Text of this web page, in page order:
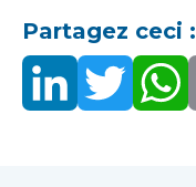
Partagez ceci :